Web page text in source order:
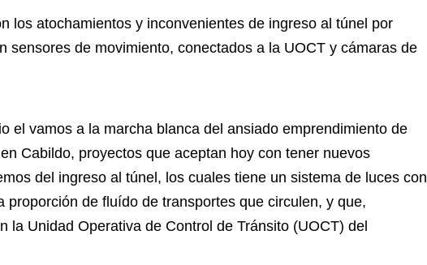
los atochamientos y inconvenientes de ingreso al túnel por
sensores de movimiento, conectados a la UOCT y cámaras de
el vamos a la marcha blanca del ansiado emprendimiento de
Cabildo, proyectos que aceptan hoy con tener nuevos
del ingreso al túnel, los cuales tiene un sistema de luces con
proporción de fluído de transportes que circulen, y que,
la Unidad Operativa de Control de Tránsito (UOCT) del